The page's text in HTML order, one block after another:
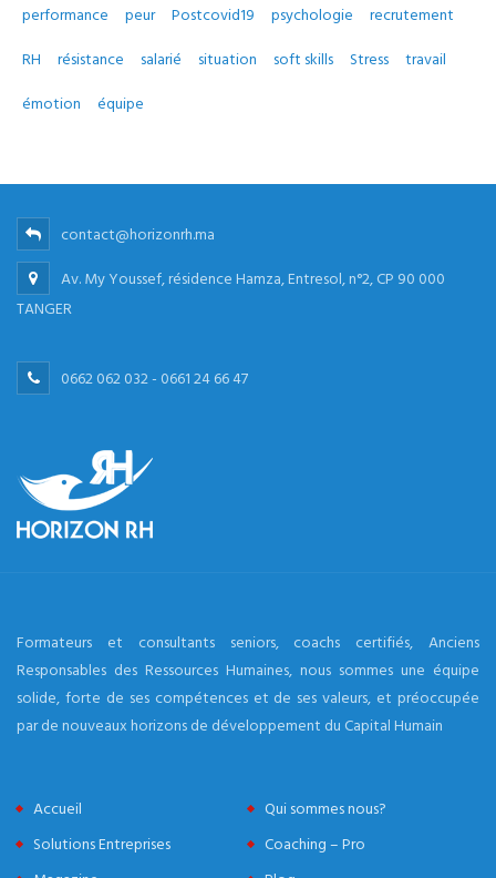
performance
peur Postcovid19 psychologie
recrutement
RH
résistance salarié situation soft skills Stress
travail
émotion
équipe
contact@horizonrh.ma
Av. My Youssef, résidence Hamza, Entresol, n°2, CP 90 000
TANGER
0662 062 032 - 0661 24 66 47
Formateurs et consultants seniors, coachs certifiés, Anciens
Responsables des Ressources Humaines, nous sommes une équipe
solide, forte de ses compétences et de ses valeurs, et préoccupée
par de nouveaux horizons de développement du Capital Humain
Accueil
Qui sommes nous?
Solutions Entreprises
Coaching – Pro